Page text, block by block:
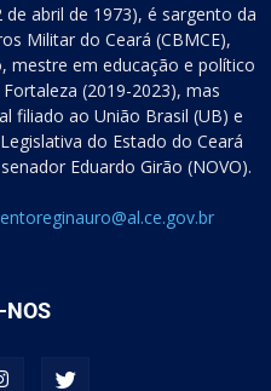
abril de 1973), é sargento da
Militar do Ceará (CBMCE),
em educação e político
(2019-2023), mas
filiado ao União Brasil (UB) e
do Estado do Ceará
Eduardo Girão (NOVO).
NOS